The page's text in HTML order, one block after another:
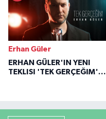
Erhan Güler
ERHAN GÜLER'IN YENI
TEKLISI 'TEK GERÇEĞIM'LE